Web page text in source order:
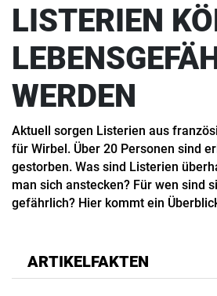
LISTERIEN
WERDEN
Aktuell sorgen Listerien aus
für Wirbel. Über 20 Personen sind
gestorben. Was sind Listerien
man sich anstecken? Für wen sind
gefährlich? Hier kommt ein
ARTIKELFAKTEN